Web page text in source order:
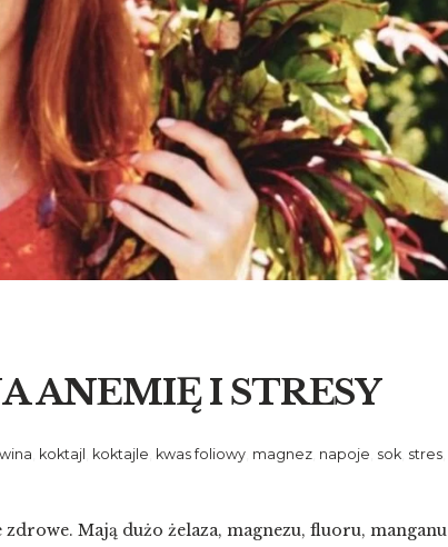
ANEMIĘ I STRESY
koktajl koktajle kwas foliowy magnez napoje sok stres
Mają dużo żelaza, magnezu, fluoru, manganu